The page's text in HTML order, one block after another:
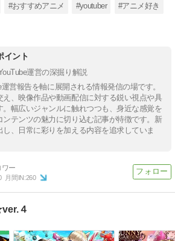
#おすすめアニメ #youtuber #アニメ好き
イント
運営の深掘り解説
営報告を軸に展開される情報発信の場です。
え、映像作品や動画配信に対する鋭い視点や具
幅広いジャンルに触れつつも、身近な感覚を
ンテンツの魅力に切り込む記事が特徴です。新
、日常に彩りを加える内容を追求していま
月間IN:260
４